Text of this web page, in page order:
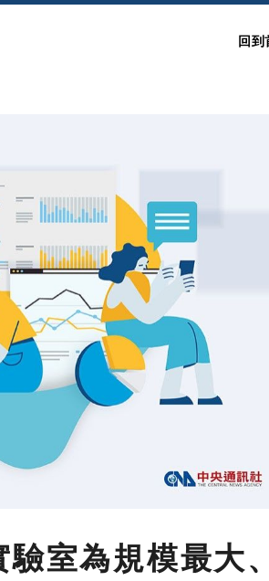
回到
室為規模最大、